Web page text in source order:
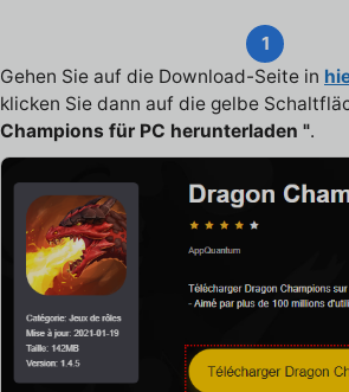
1
Gehen Sie auf die Download-Seite in
klicken Sie dann auf die gelbe
Champions für PC herunterladen ".